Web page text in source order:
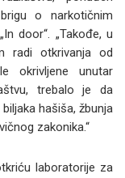
o narkotičnim
door“. „Takođe, u
radi otkrivanja od
okrivljene unutar
trebalo je da
hašiša, žbunja
zakonika.“
laboratorije za